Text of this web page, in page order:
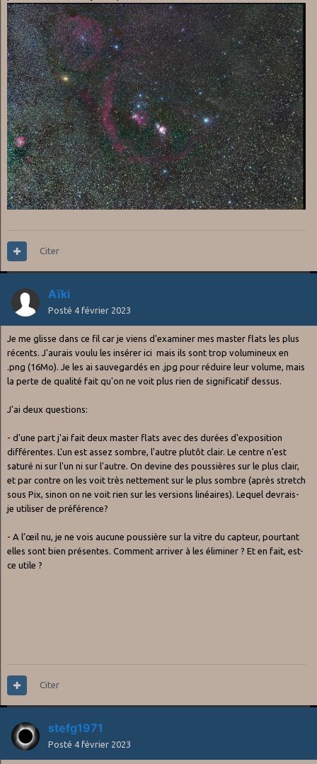
Citer
Aïki
Posté 4 février 2023
Je me glisse dans ce fil car je viens d'examiner mes master flats les plus
récents. J'aurais voulu les insérer ici mais ils sont trop volumineux en
.png (16Mo). Je les ai sauvegardés en .jpg pour réduire leur volume, mais
la perte de qualité fait qu'on ne voit plus rien de significatif dessus.
J'ai deux questions:
- d'une part j'ai fait deux master flats avec des durées d'exposition
différentes. L'un est assez sombre, l'autre plutôt clair. Le centre n'est
saturé ni sur l'un ni sur l'autre. On devine des poussières sur le plus clair,
et par contre on les voit très nettement sur le plus sombre (après stretch
sous Pix, sinon on ne voit rien sur les versions linéaires). Lequel devrais-
je utiliser de préférence?
- A l’œil nu, je ne vois aucune poussière sur la vitre du capteur, pourtant
elles sont bien présentes. Comment arriver à les éliminer ? Et en fait, est-
ce utile ?
Citer
stefg1971
Posté 4 février 2023